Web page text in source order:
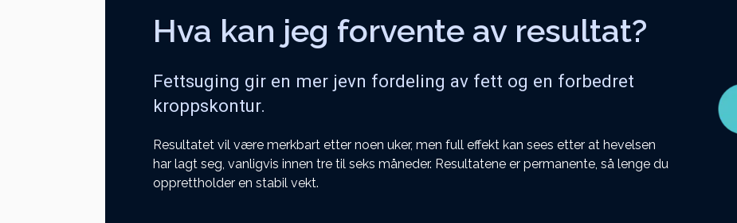
Hva kan jeg forvente av resultat?
Fettsuging gir en mer jevn fordeling av fett og en forbedret
kroppskontur.
Resultatet vil være merkbart etter noen uker, men full effekt kan sees etter at hevelsen
har lagt seg, vanligvis innen tre til seks måneder. Resultatene er permanente, så lenge du
opprettholder en stabil vekt.